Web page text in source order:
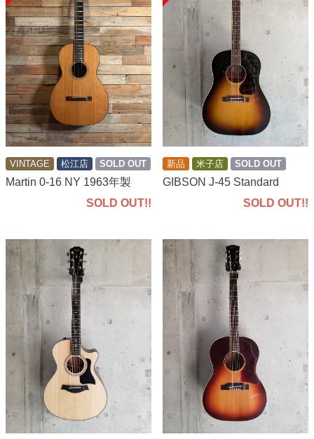
VINTAGE 松江店 SOLD OUT
Martin 0-16 NY 1963年製
SOLD OUT!!
新品 米子店 SOLD OUT
GIBSON J-45 Standard
SOLD OUT!!